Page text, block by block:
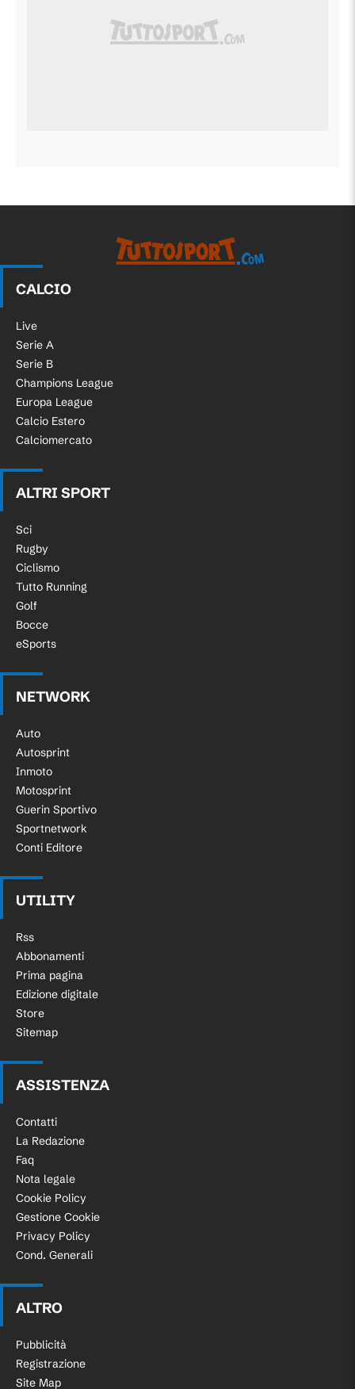
CALCIO
Live
Serie A
Serie B
Champions League
Europa League
Calcio Estero
Calciomercato
ALTRI SPORT
Sci
Rugby
Ciclismo
Tutto Running
Golf
Bocce
eSports
NETWORK
Auto
Autosprint
Inmoto
Motosprint
Guerin Sportivo
Sportnetwork
Conti Editore
UTILITY
Rss
Abbonamenti
Prima pagina
Edizione digitale
Store
Sitemap
ASSISTENZA
Contatti
La Redazione
Faq
Nota legale
Cookie Policy
Gestione Cookie
Privacy Policy
Cond. Generali
ALTRO
Pubblicità
Registrazione
Site Map